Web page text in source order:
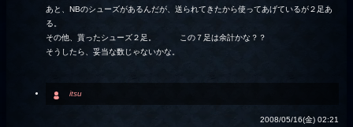
あと、NBのシューズがあるんだが、送られてきたから使ってあげているが２足あ
る。
その他、貰ったシューズ２足。 この７足は余計かな？？
そうしたら、妥当な数じゃないかな。
itsu
2008/05/16(金) 02:21